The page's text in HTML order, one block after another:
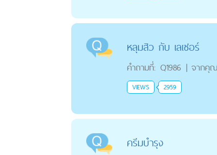
หลุมสิว กับ เลเซอร์
คำถามที่: Q1986 | จากคุ
VIEWS 2959
ครีมบำรุง